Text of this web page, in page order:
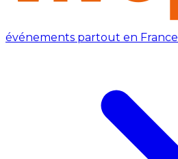
événements partout en France